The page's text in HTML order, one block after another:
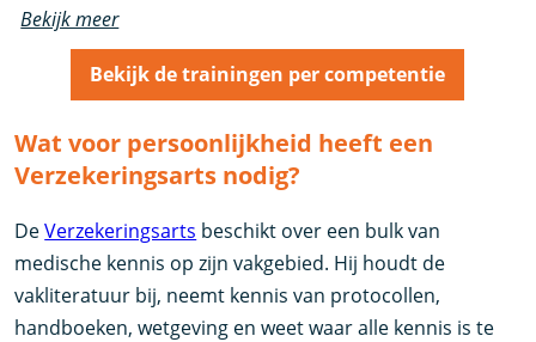
Bekijk meer
Bekijk de trainingen per competentie
Wat voor persoonlijkheid heeft een
Verzekeringsarts nodig?
DeVerzekeringsarts beschikt over een bulk van
medische kennis op zijn vakgebied. Hij houdt de
vakliteratuur bij, neemt kennis van protocollen,
handboeken, wetgeving en weet waar alle kennis is te